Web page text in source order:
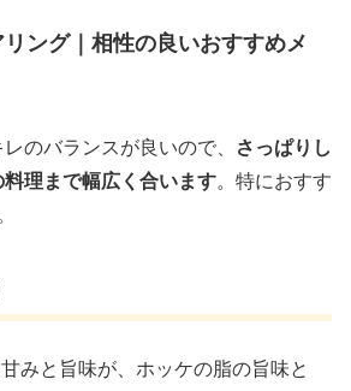
ング｜相性の良いおすすめメ
のバランスが良いので、
さっぱりし
理まで幅広く合います。特におすす
甘みと旨味が、ホッケの脂の旨味と